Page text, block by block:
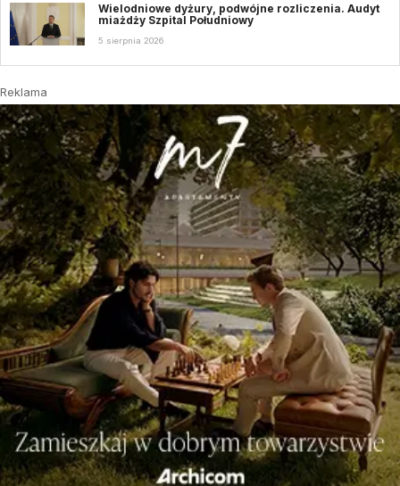
Wielodniowe dyżury, podwójne rozliczenia. Audyt
miażdży Szpital Południowy
5 sierpnia 2026
Reklama